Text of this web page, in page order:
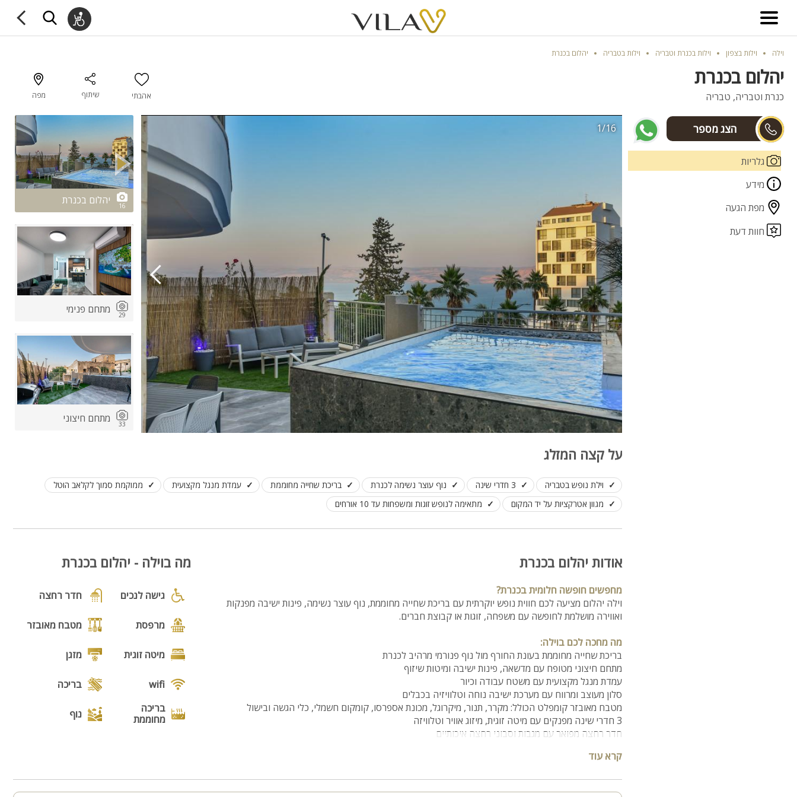
וילה וילות בצפון וילות בכנרת וטבריה וילות בטבריה יהלום בכנרת
יהלום בכנרת
כנרת וטבריה, טבריה אהבתי שיתוף מפה
מרכז הזמנות
גלריות
מידע
מפת הגעה
חוות דעת
1/16
2/16
16 יהלום בכנרת
29 מתחם פנימי
33 מתחם חיצוני
על קצה המזלג
וילת נופש בטבריה 3 חדרי שינה נוף עוצר נשימה לכנרת בריכת שחייה מחוממת עמדת מנגל מקצועית
ממוקמת סמוך לקלאב הוטל
מגוון אטרקציות על יד המקום
מתאימה לנופש זוגות ומשפחות עד 10 אורחים
אודות יהלום בכנרת
מחפשים חופשה חלומית בכנרת?
וילה יהלום מציעה לכם חווית נופש יוקרתית עם בריכת שחייה מחוממת, נוף עוצר נשימה, פינות ישיבה מפנקות
ואווירה מושלמת לחופשה עם משפחה, זוגות או קבוצת חברים.
מה מחכה לכם בוילה:
בריכת שחייה מחוממת בעונת החורף מול נוף פנורמי מרהיב לכנרת
מתחם חיצוני מטופח עם מדשאה, פינות ישיבה ומיטות שיזוף
עמדת מנגל מקצועית עם משטח עבודה וכיור
סלון מעוצב ומרווח עם מערכת ישיבה נוחה וטלוויזיה בכבלים
מטבח מאובזר קומפלט הכולל: מקרר, תנור, מיקרוגל, מכונת אספרסו, קומקום חשמלי, כלי הגשה ובישול
3 חדרי שינה מפנקים עם מיטה זוגית, מיזוג אוויר וטלוויזה
חדר רחצה מפואר עם מגבות וסבוני רחצה איכותיים
מיקום הוילה:
קרא עוד
מה בוילה - יהלום בכנרת
גישה לנכים חדר רחצה
מרפסת מטבח מאובזר
מיטה זוגית מזגן
wifi
בריכה
בריכה
מחוממת
נוף